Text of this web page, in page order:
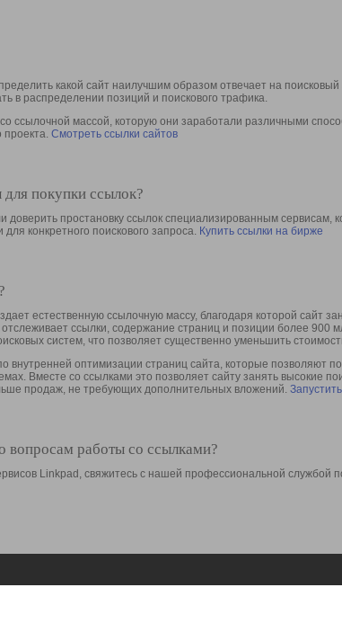
какой сайт наилучшим образом отвечает на
в раcпределении позиций и поискового трафика.
ссылочной массой, которую они заработали различными
Смотреть ссылки сайтов
покупки ссылок?
доверить простановку ссылок специализированным
конкретного поискового запроса. Купить ссылки на бирже
естественную ссылочную массу, благодаря которой сайт
ссылки, содержание страниц и позиции более
систем, что позволяет существенно уменьшить
оптимизации страниц сайта, которые позволяют
Вместе со ссылками это позволяет сайту занять высокие
продаж, не требующих дополнительных вложений.
работы со ссылками?
Linkpad, свяжитесь с нашей профессиональной